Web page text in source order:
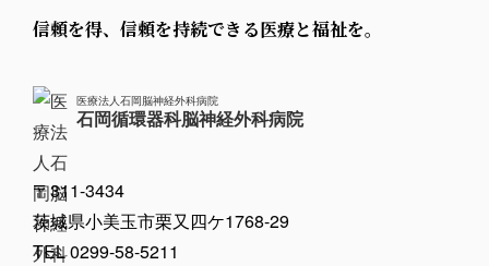
信頼を得、信頼を持続できる医療と福祉を。
医療法人石岡脳神経外科病院
石岡循環器科脳神経外科病院
〒311-3434
茨城県小美玉市栗又四ケ1768-29
TEL 0299-58-5211